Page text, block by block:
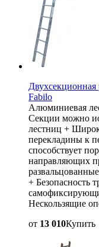
Двухсекционная
Fabilo
Алюминиевая
Секции можно
лестниц +
перекладины к
способствует
направляющих
+ Безопасность
Нескользящие
от 13 010Купить